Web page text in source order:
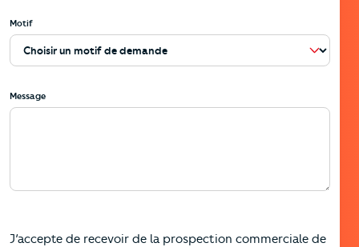
Motif
Message
J’accepte de recevoir de la prospection commerciale de